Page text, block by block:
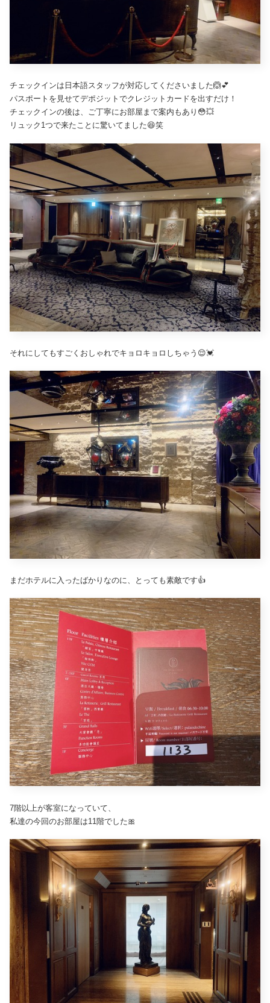
チェックインは日本語スタッフが対応してくださいました🙆💕
パスポートを見せてデポジットでクレジットカードを出すだけ！
チェックインの後は、ご丁寧にお部屋まで案内もあり😳💥
リュック1つで来たことに驚いてました😆笑
それにしてもすごくおしゃれでキョロキョロしちゃう😌💓
まだホテルに入ったばかりなのに、とっても素敵です👍
7階以上が客室になっていて、
私達の今回のお部屋は11階でした🎀